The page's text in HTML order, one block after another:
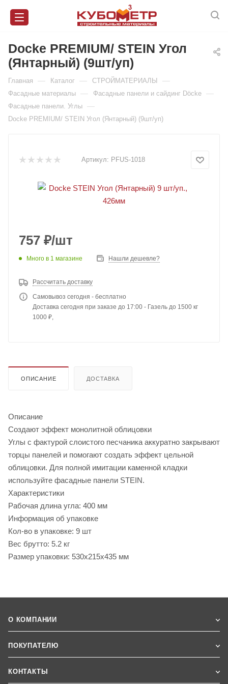
Docke PREMIUM/ STEIN Угол
(Янтарный) (9шт/уп)
Главная — Каталог — СТРОЙМАТЕРИАЛЫ —
Фасадные материалы — Фасадные панели и сайдинг Döcke —
Фасадные панели. Углы —
Docke PREMIUM/ STEIN Угол (Янтарный) (9шт/уп)
Артикул: PFUS-1018
757 ₽/шт
Много в 1 магазине Нашли дешевле?
Рассчитать доставку
Самовывоз сегодня - бесплатно
Доставка сегодня при заказе до 17:00 - Газель до 1500 кг
1000 ₽,
ОПИСАНИЕ ДОСТАВКА
Описание
Создают эффект монолитной облицовки
Углы с фактурой слоистого песчаника аккуратно закрывают
торцы панелей и помогают создать эффект цельной
облицовки. Для полной имитации каменной кладки
используйте фасадные панели STEIN.
Характеристики
Рабочая длина угла: 400 мм
Информация об упаковке
Кол-во в упаковке: 9 шт
Вес брутто: 5.2 кг
Размер упаковки: 530x215x435 мм
О КОМПАНИИ
ПОКУПАТЕЛЮ
КОНТАКТЫ